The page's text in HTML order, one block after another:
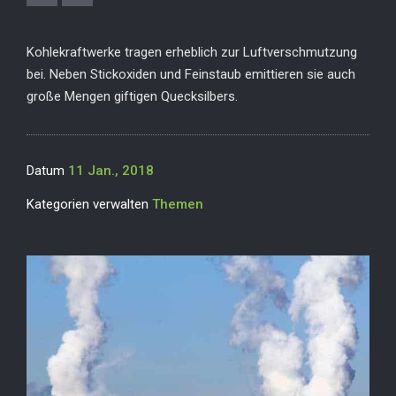
Kohlekraftwerke tragen erheblich zur Luftverschmutzung
bei. Neben Stickoxiden und Feinstaub emittieren sie auch
große Mengen giftigen Quecksilbers.
Datum 11 Jan., 2018
Kategorien verwalten Themen